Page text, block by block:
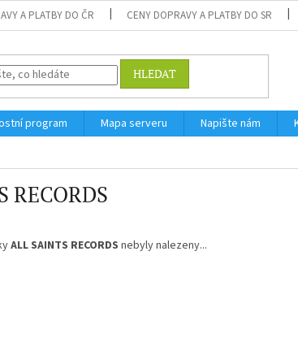
A PLATBY DO ČR CENY DOPRAVY A PLATBY DO SR
HLEDAT
program Mapa serveru Napište nám
RECORDS
ALL SAINTS RECORDS nebyly nalezeny...